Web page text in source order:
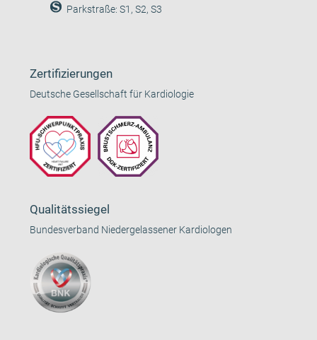
Parkstraße: S1, S2, S3
Zertifizierungen
Deutsche Gesellschaft für Kardiologie
Qualitätssiegel
Bundesverband Niedergelassener Kardiologen